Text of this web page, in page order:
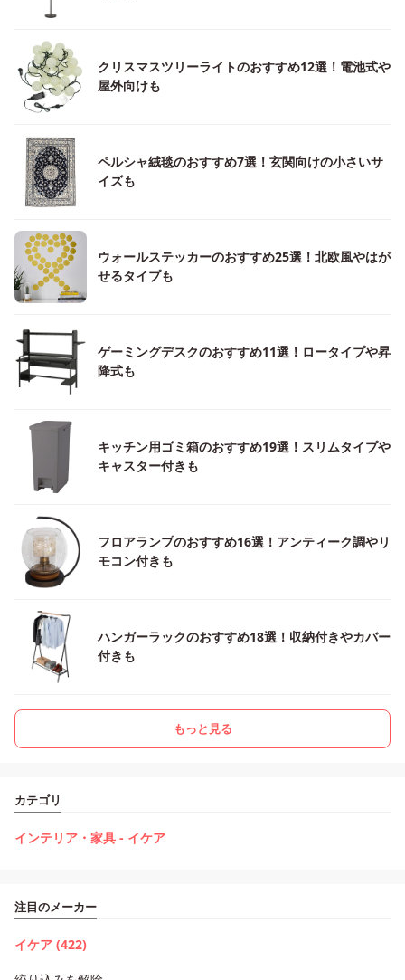
クリスマスツリーライトのおすすめ12選！電池式や
屋外向けも
ペルシャ絨毯のおすすめ7選！玄関向けの小さいサ
イズも
ウォールステッカーのおすすめ25選！北欧風やはが
せるタイプも
ゲーミングデスクのおすすめ11選！ロータイプや昇
降式も
キッチン用ゴミ箱のおすすめ19選！スリムタイプや
キャスター付きも
フロアランプのおすすめ16選！アンティーク調やリ
モコン付きも
ハンガーラックのおすすめ18選！収納付きやカバー
付きも
もっと見る
カテゴリ
インテリア・家具 - イケア
注目のメーカー
イケア (422)